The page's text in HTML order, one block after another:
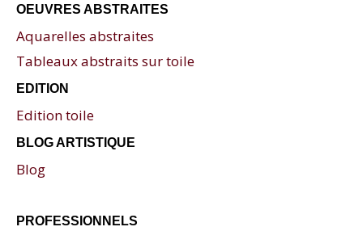
OEUVRES ABSTRAITES
Aquarelles abstraites
Tableaux abstraits sur toile
EDITION
Edition toile
BLOG ARTISTIQUE
Blog
PROFESSIONNELS